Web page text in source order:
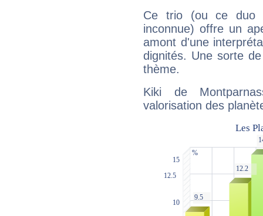
Ce trio (ou ce duo
inconnue) offre un
amont d'une
dignités. Une sorte
thème.
Kiki de
valorisation des